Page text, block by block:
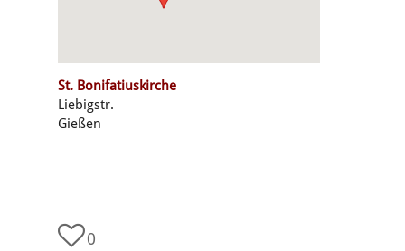
St. Bonifatiuskirche
Liebigstr.
Gießen
0